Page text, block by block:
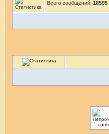
Всего сообщений: 18595